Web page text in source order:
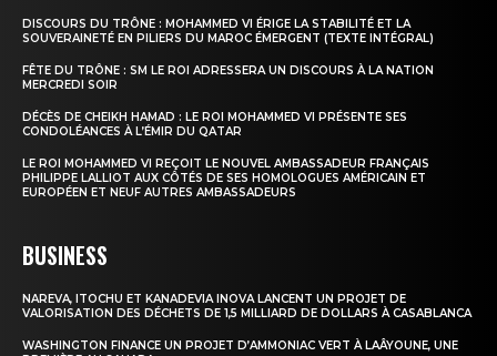
DISCOURS DU TRÔNE : MOHAMMED VI ÉRIGE LA STABILITÉ ET LA
SOUVERAINETÉ EN PILIERS DU MAROC ÉMERGENT (TEXTE INTÉGRAL)
FÊTE DU TRÔNE : SM LE ROI ADRESSERA UN DISCOURS À LA NATION
MERCREDI SOIR
DÉCÈS DE CHEIKH HAMAD : LE ROI MOHAMMED VI PRÉSENTE SES
CONDOLÉANCES À L’ÉMIR DU QATAR
LE ROI MOHAMMED VI REÇOIT LE NOUVEL AMBASSADEUR FRANÇAIS
PHILIPPE LALLIOT AUX CÔTÉS DE SES HOMOLOGUES AMÉRICAIN ET
EUROPÉEN ET NEUF AUTRES AMBASSADEURS
BUSINESS
NAREVA, ITOCHU ET KANADEVIA INOVA LANCENT UN PROJET DE
VALORISATION DES DÉCHETS DE 1,5 MILLIARD DE DOLLARS À CASABLANCA
WASHINGTON FINANCE UN PROJET D’AMMONIAC VERT À LAÂYOUNE, UNE